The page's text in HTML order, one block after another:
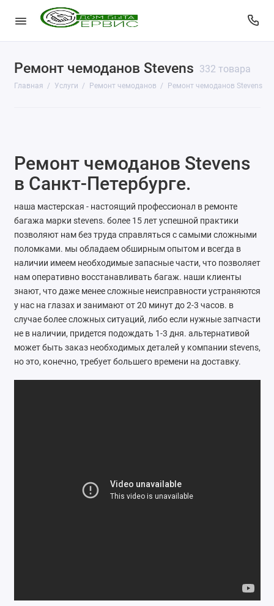
Ремонт чемоданов Stevens 332 товара
Главная Услуги Ремонт чемоданов Ремонт чемоданов Stevens
КопиЦентр
Заправка картриджей
Изготовление ключей
Пульты для ворот и шлагбаумов
Ремонт чемоданов
Ателье
Ремонт обуви
Заточка инструментов
Ремонт мелкой бытовой техники
Ремонт чемоданов Stevens
в Санкт-Петербурге.
наша мастерская - настоящий профессионал в ремонте
багажа марки stevens. более 15 лет успешной практики
позволяют нам без труда справляться с самыми сложными
поломками. мы обладаем обширным опытом и всегда в
наличии имеем необходимые запасные части, что позволяет
нам оперативно восстанавливать багаж. наши клиенты
знают, что даже менее сложные неисправности устраняются
у нас на глазах и занимают от 20 минут до 2-3 часов. в
случае более сложных ситуаций, либо если нужные запчасти
не в наличии, придется подождать 1-3 дня. альтернативой
может быть заказ необходимых деталей у компании stevens,
но это, конечно, требует большего времени на доставку.